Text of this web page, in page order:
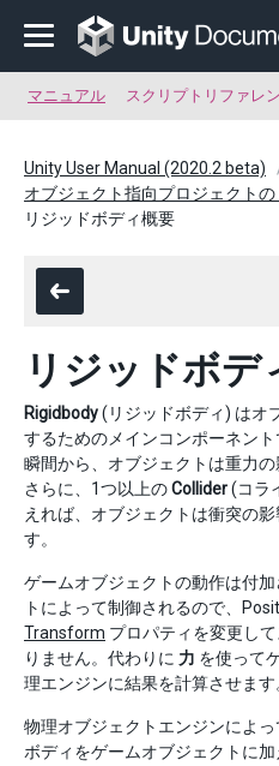
マニュアル スクリプトリファレ
Unity User Manual (2020.2 beta)
オブジェクト指向プロジェクトの
リジッドボディ概要
リジッドボデ
Rigidbody(リジッドボディ) はオ
するためのメインコンポーネン
瞬間から、オブジェクトは重力の
さらに、1つ以上のCollider(コラ
えれば、オブジェクトは衝突の
す。
ゲームオブジェクトの動作は付
トによって制御されるので、
Transform プロパティを変更し
りません。代わりに 力 を使って
理エンジンに結果を計算させます
物理オブジェクトエンジンによ
ボディをゲームオブジェクトに